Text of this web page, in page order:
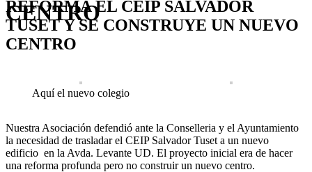
CENTRO
REFORMA EL CEIP SALVADOR
TUSET Y SE CONSTRUYE UN NUEVO
CENTRO
Aquí el nuevo colegio
Nuestra Asociación defendió ante la Conselleria y el Ayuntamiento
la necesidad de trasladar el CEIP Salvador Tuset a un nuevo
edificio en la Avda. Levante UD. El proyecto inicial era de hacer
una reforma profunda pero no construir un nuevo centro.